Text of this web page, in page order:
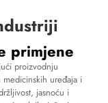
primjene
proizvodnju
uređaja i
jasnoću i